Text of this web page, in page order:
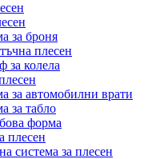
за броня
плесен
за колела
за автомобилни врати
за табло
форма
плесен
система за плесен